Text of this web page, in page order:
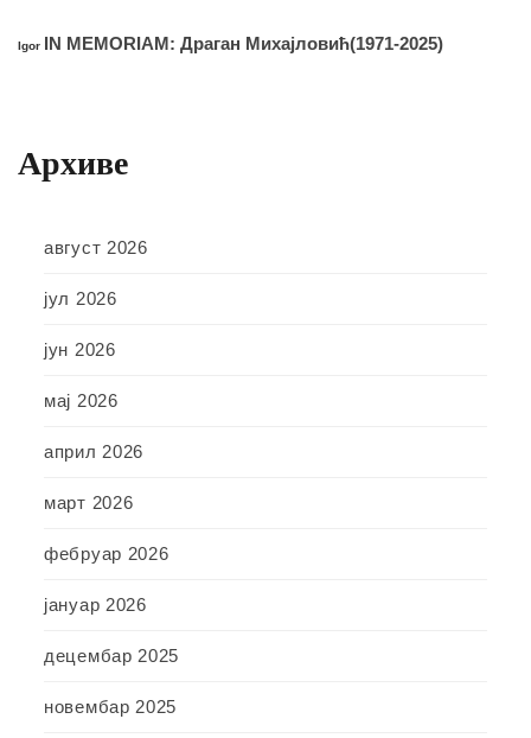
Igor IN MEMORIAM: Драган Михајловић(1971-2025)
Архиве
август 2026
јул 2026
јун 2026
мај 2026
април 2026
март 2026
фебруар 2026
јануар 2026
децембар 2025
новембар 2025